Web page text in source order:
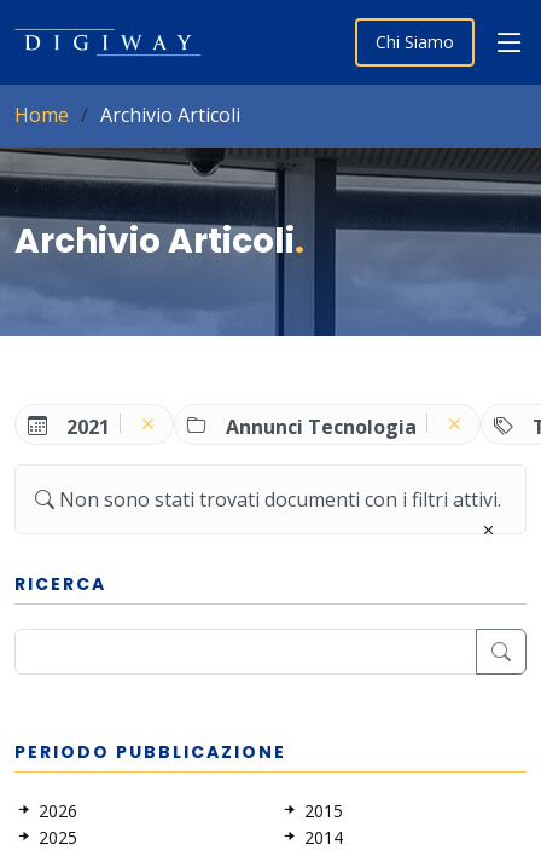
Chi Siamo
Home Archivio Articoli
Archivio Articoli.
2021 Annunci Tecnologia
Non sono stati trovati documenti con i filtri attivi.
RICERCA
PERIODO PUBBLICAZIONE
2026
2025
2015
2014